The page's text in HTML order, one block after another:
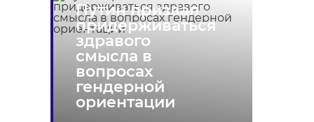
Путин призвал
придерживаться
здравого
смысла в
вопросах
гендерной
ориентации